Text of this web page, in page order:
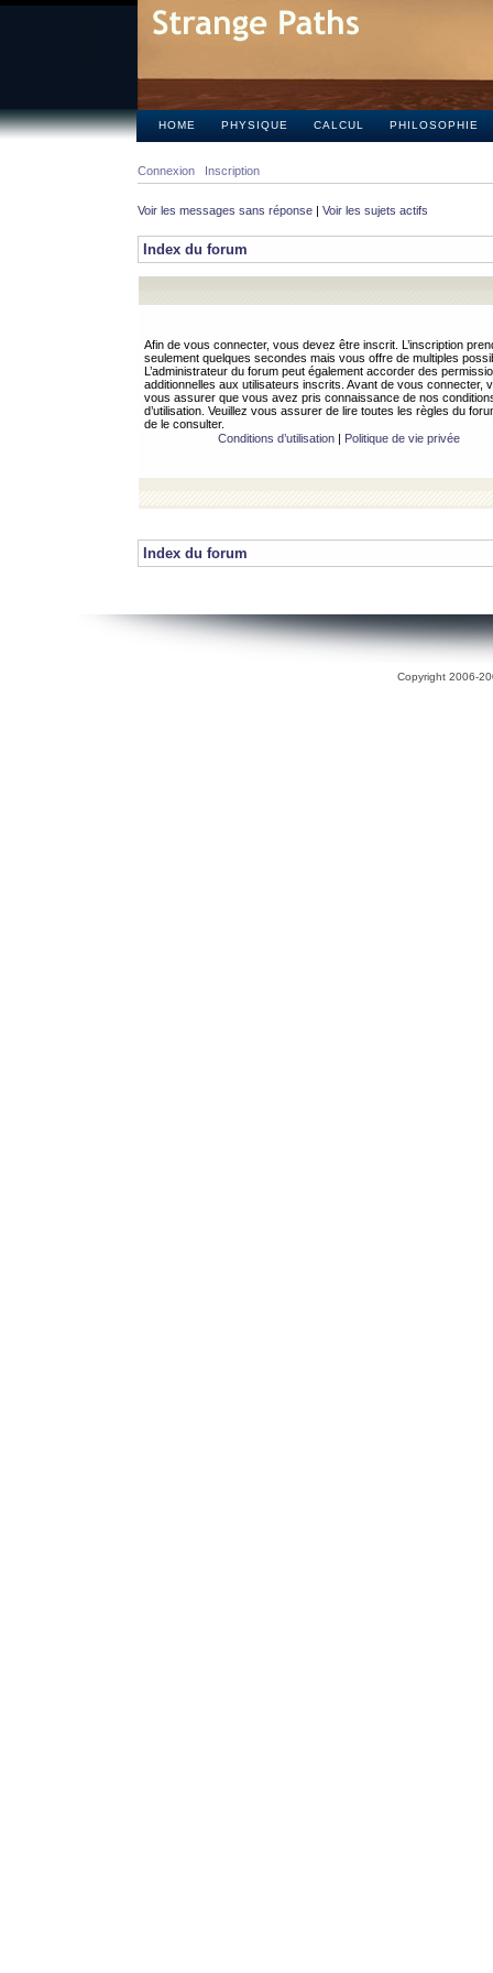
HOME PHYSIQUE CALCUL PHILOSOPHIE
Connexion Inscription
Voir les messages sans réponse | Voir les sujets actifs
Index du forum
Afin de vous connecter, vous devez être inscrit. L’inscription
seulement quelques secondes mais vous offre de multiples
L’administrateur du forum peut également accorder des
additionnelles aux utilisateurs inscrits. Avant de vous connecter,
vous assurer que vous avez pris connaissance de nos
d’utilisation. Veuillez vous assurer de lire toutes les règles du
de le consulter.
Conditions d’utilisation| Politique de vie privée
Index du forum
Copyright 2006-